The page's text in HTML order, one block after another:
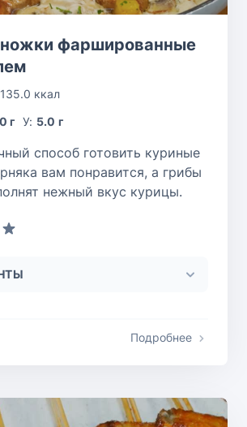
фаршированные
135.0 ккал
г У: 5.0 г
способ готовить куриные
вам понравится, а грибы
нежный вкус курицы.
Подробнее